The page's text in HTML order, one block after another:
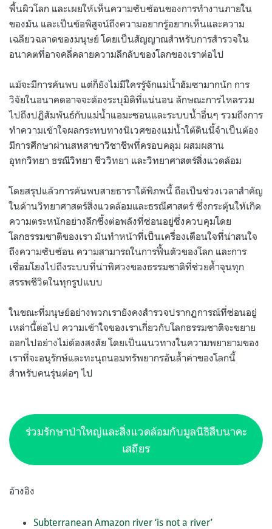
พื้นผิวโลก และเผยให้เห็นความซับซ้อนของการทำงานภายใน
ของมัน และเป็นข้อพิสูจน์ถึงความอยากรู้อยากเห็นและความ
เฉลียวฉลาดของมนุษย์ โดยเป็นสัญญาณสำหรับการสำรวจใน
อนาคตที่อาจคลี่คลายความลึกลับของโลกของเราต่อไป
แม้จะมีการค้นพบ แต่ก็ยังไม่มีใครรู้จักแม่น้ำฮัมซามากนัก การ
วิจัยในอนาคตอาจจะต้องระบุมิติที่แน่นอน ลักษณะการไหลรวม
ไปถึงปฏิสัมพันธ์กับแม่น้ำแอมะซอนและระบบน้ำอื่นๆ รวมถึงการ
ทำความเข้าใจผลกระทบทางนิเวศของแม่น้ำใต้ดินนี้จำเป็นต้อง
มีการศึกษาผ่านสหสาขาวิชาชีพที่ครอบคลุม ผสมผสาน
อุทกวิทยา ธรณีวิทยา ชีววิทยา และวิทยาศาสตร์สิ่งแวดล้อม
โดยสรุปแล้วการค้นพบสายธาราใต้พิภพนี้ ถือเป็นช่วงเวลาสำคัญ
ในด้านวิทยาศาสตร์สิ่งแวดล้อมและธรณีศาสตร์ ซึ่งกระตุ้นให้เกิด
ความตระหนักอย่างลึกซึ้งต่อพลังที่ซ่อนอยู่ซึ่งควบคุมโดย
โลกธรรมชาติของเรา มันทำหน้าที่เป็นเครื่องเตือนใจที่น่าสนใจ
ถึงความซับซ้อน ความสามารถในการฟื้นตัวของโลก และการ
เชื่อมโยงไปถึงระบบที่น่าพิศวงของธรรมชาติที่ช่วยค้ำจุนทุก
สรรพชีวิตในทุกรูปแบบ
ในขณะที่มนุษย์อย่างพวกเรายังคงสำรวจปรากฏการณ์ที่ซ่อนอยู่
เหล่านี้ต่อไป ความเข้าใจของเราเกี่ยวกับโลกธรรมชาติจะขยาย
ออกไปอย่างไม่ต้องสงสัย โดยเป็นแนวทางในความพยายามของ
เราที่จะอนุรักษ์และทะนุถนอมทรัพยากรอันล้ำค่าของโลกนี้
สำหรับคนรุ่นต่อๆ ไป
ร่วมรักษาป่าใหญ่และสิ่งแวดล้อมกับมูลนิธิสืบนาคะ
เสถียร
อ้างอิง
Subterranean Amazon river ‘is not a river’